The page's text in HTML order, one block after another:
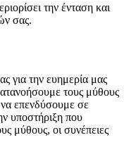
την ένταση και
σας.
για την ευημερία μας
τους μύθους
επενδύσουμε σε
υποστήριξη που
μύθους, οι συνέπειες